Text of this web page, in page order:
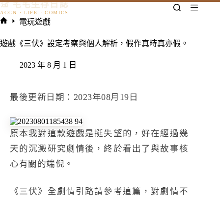
跳
至
要
𓃠 宅宅生存日誌
頁
電玩遊戲
遊戲《三伏》設定考察與個人解析，假作真時真亦假。
2023 年 8 月 1 日
最後更新日期：2023年08月19日
原本我對這款遊戲是挺失望的，好在經過幾
天的沉澱研究劇情後，終於看出了與故事核
心有關的端倪。
《三伏》全劇情引路請參考這篇 ，對劇情不